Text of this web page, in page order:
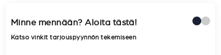
Minne mennään? Aloita tästä!
Katso vinkit tarjouspyynnön tekemiseen